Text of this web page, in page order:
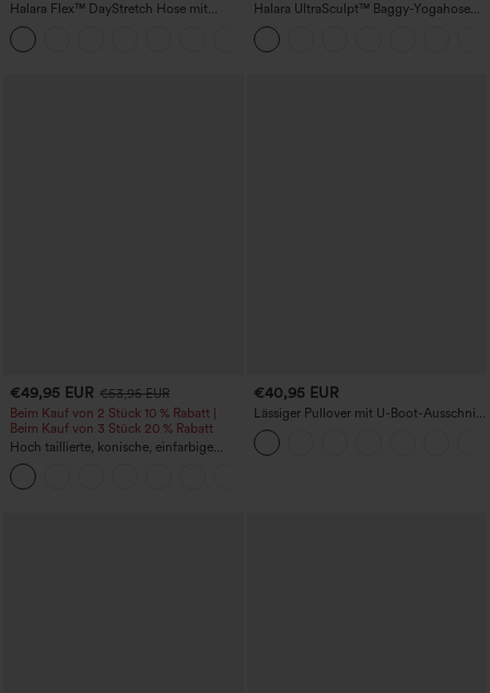
Halara Flex™ DayStretch Hose mit
mittlerer Bundhöhe, seitlicher
Reißverschlusstasche und
Work‑Flare‑Schnitt
Halara UltraSculpt™ Baggy-Yogahose
mit hohem Bund, Bauchkontrolle,
Color-Block-Streifen und Taschen
€49,95 EUR €53,95 EUR
Beim Kauf von 2 Stück 10 % Rabatt |
Beim Kauf von 3 Stück 20 % Rabatt
Hoch taillierte, konische, einfarbige
Anzughose mit Seitentaschen
€40,95 EUR
Lässiger Pullover mit U-Boot-Ausschnitt
und Fledermausärmeln.